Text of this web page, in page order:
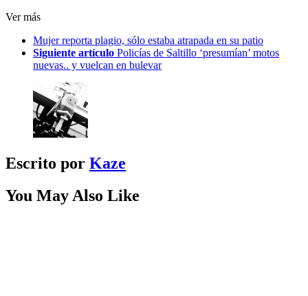
Ver más
Mujer reporta plagio, sólo estaba atrapada en su patio
Siguiente artículo Policías de Saltillo ‘presumían’ motos
nuevas.. y vuelcan en bulevar
Escrito por Kaze
You May Also Like